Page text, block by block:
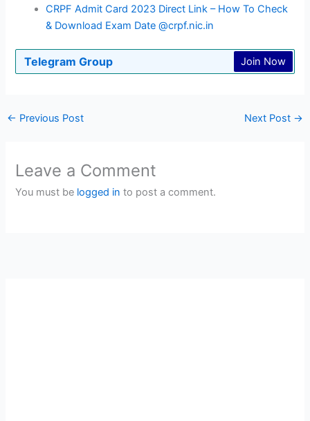
CRPF Admit Card 2023 Direct Link – How To Check
& Download Exam Date @crpf.nic.in
Telegram Group Join Now
← Previous Post Next Post →
Leave a Comment
You must be logged in to post a comment.